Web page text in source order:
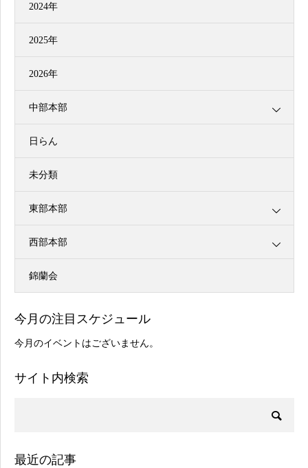
2024年
2025年
2026年
中部本部
日らん
未分類
東部本部
西部本部
錦蘭会
今月の注目スケジュール
今月のイベントはございません。
サイト内検索
最近の記事